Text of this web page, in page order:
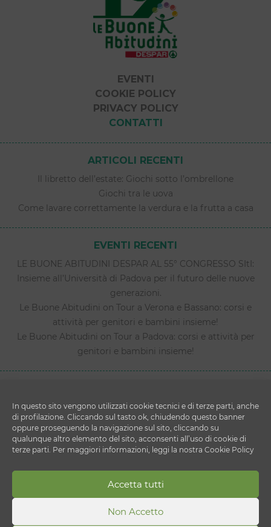
In questo sito vengono utilizzati cookie tecnici e di terze parti, anche
di profilazione. Cliccando sul tasto ok, chiudendo questo banner
oppure proseguendo la navigazione sul sito, cliccando su
qualunque altro elemento del sito, acconsenti all’uso di cookie di
terze parti. Per maggiori informazioni, leggi la nostra Cookie Policy
Accetta tutti
Non Accetto
EVENTI
COOKIE POLICY
PRIVACY POLICY
CONTATTI
ARTICOLI RECENTI
Il libretto dell’estate: Giochi sotto l’ombrellone
Giochi tra le uova
Come lavare correttamente la verdura e la frutta a casa
EVENTI RECENTI
LE BUONE ABITUDINI DESPAR AL 55° CONGRESSO SItI:
Insieme all’Università di Padova per il futuro delle nuove
generazioni.
Le Buone Abitudini on Tour a Verona e Bassano: corsi e
attività per genitori e bambini insieme!
Le Buone Abitudini on Tour a Padova: corsi e attività per
genitori e bambini insieme!
Copyright © 2026 Le Buone Abitudini
DESPAR ITALIA S.c. a r.l.
Via Ettore Cristoni 82 - 40033 - Casalecchio di Reno
(BO)
P.IVA 00820910156